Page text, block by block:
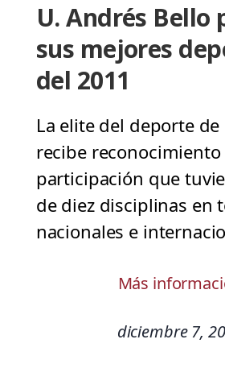
U. Andrés Bello
sus mejores
del 2011
La elite del deporte de
recibe
participación que
de diez disciplinas en
nacionales e
Más
diciembre 7,